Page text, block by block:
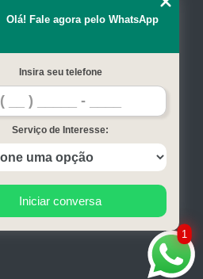
Missão
Contato
Mapa do site
1
Olá! Fale agora pelo WhatsApp
Insira seu telefone
Serviço de Interesse:
Iniciar conversa